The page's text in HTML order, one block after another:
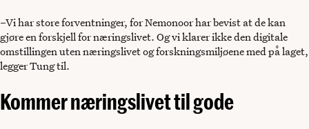
–Vi har store forventninger, for Nemonoor har bevist at de kan
gjøre en forskjell for næringslivet. Og vi klarer ikke den digitale
omstillingen uten næringslivet og forskningsmiljøene med på laget,
legger Tung til.
Kommer næringslivet til gode